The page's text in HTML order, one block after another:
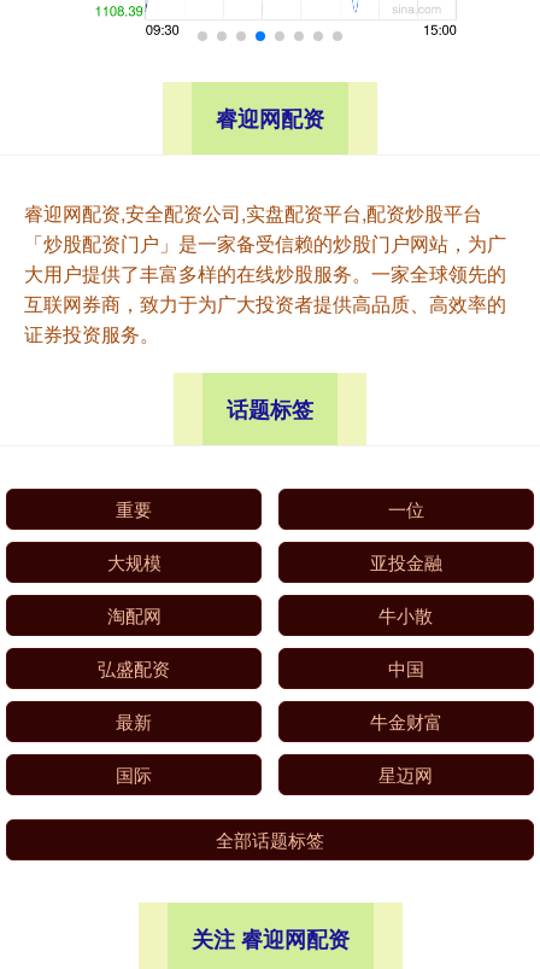
睿迎网配资
睿迎网配资,安全配资公司,实盘配资平台,配资炒股平台
「炒股配资门户」是一家备受信赖的炒股门户网站，为广
大用户提供了丰富多样的在线炒股服务。一家全球领先的
互联网券商，致力于为广大投资者提供高品质、高效率的
证券投资服务。
话题标签
重要 一位
大规模 亚投金融
淘配网 牛小散
弘盛配资 中国
最新 牛金财富
国际 星迈网
全部话题标签
关注 睿迎网配资